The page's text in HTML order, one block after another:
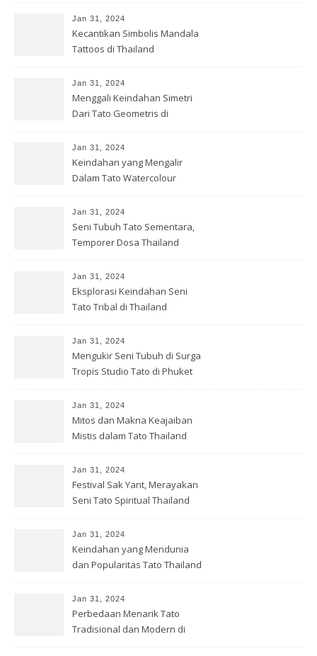
Jan 31, 2024
Kecantikan Simbolis Mandala
Tattoos di Thailand
Jan 31, 2024
Menggali Keindahan Simetri
Dari Tato Geometris di
Jan 31, 2024
Keindahan yang Mengalir
Dalam Tato Watercolour
Jan 31, 2024
Seni Tubuh Tato Sementara,
Temporer Dosa Thailand
Jan 31, 2024
Eksplorasi Keindahan Seni
Tato Tribal di Thailand
Jan 31, 2024
Mengukir Seni Tubuh di Surga
Tropis Studio Tato di Phuket
Jan 31, 2024
Mitos dan Makna Keajaiban
Mistis dalam Tato Thailand
Jan 31, 2024
Festival Sak Yant, Merayakan
Seni Tato Spiritual Thailand
Jan 31, 2024
Keindahan yang Mendunia
dan Popularitas Tato Thailand
Jan 31, 2024
Perbedaan Menarik Tato
Tradisional dan Modern di